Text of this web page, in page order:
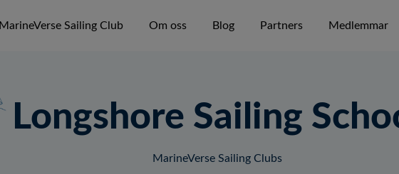
MarineVerse Sailing Club Om oss Blog Partners Medlemmar
Longshore Sailing
MarineVerse Sailing Clubs